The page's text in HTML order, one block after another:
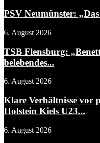
PSV Neumünster:
6. August 2026
TSB Flensburg:
belebendes...
6. August 2026
Klare Verhältnisse vor
Holstein Kiels U23...
6. August 2026